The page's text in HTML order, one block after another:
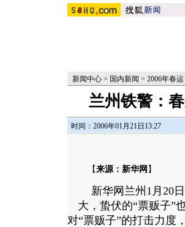
新闻中心 > 国内新闻 > 2006年春运
兰州铁警：
时间：2006年01月21日13:27
【来源：新华网 】
新华网兰州1月20日
大，蛰伏的“票贩子”
对“票贩子”的打击力度